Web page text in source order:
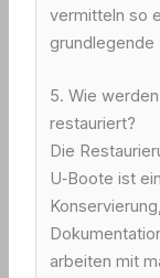
vermitteln so
grundlegende
5. Wie
restauriert?
Die
U‑Boote ist
arbeiten mit